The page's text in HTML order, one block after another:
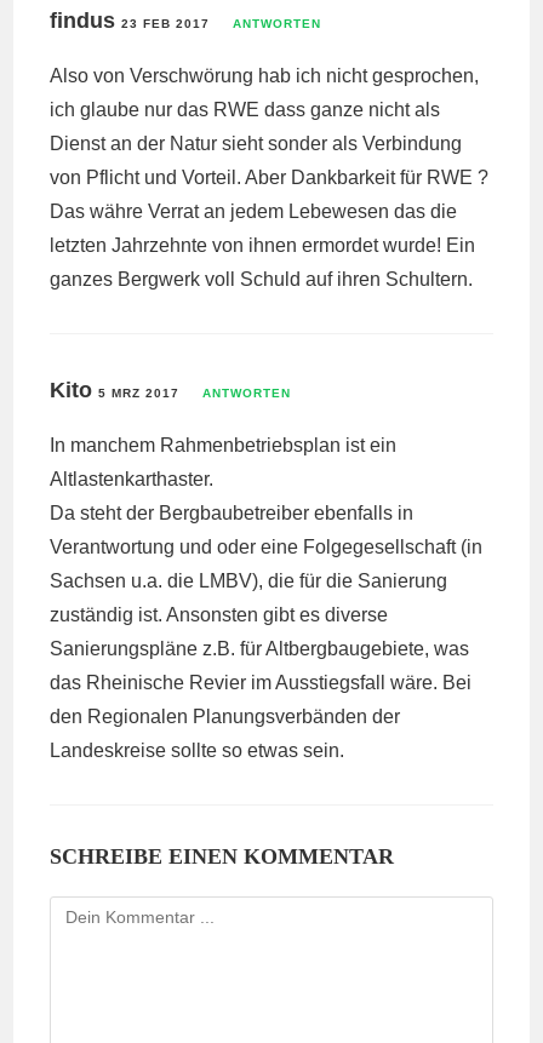
findus23 FEB 2017 ANTWORTEN
Also von Verschwörung hab ich nicht gesprochen,
ich glaube nur das RWE dass ganze nicht als
Dienst an der Natur sieht sonder als Verbindung
von Pflicht und Vorteil. Aber Dankbarkeit für RWE ?
Das währe Verrat an jedem Lebewesen das die
letzten Jahrzehnte von ihnen ermordet wurde! Ein
ganzes Bergwerk voll Schuld auf ihren Schultern.
Kito5 MRZ 2017 ANTWORTEN
In manchem Rahmenbetriebsplan ist ein
Altlastenkarthaster.
Da steht der Bergbaubetreiber ebenfalls in
Verantwortung und oder eine Folgegesellschaft (in
Sachsen u.a. die LMBV), die für die Sanierung
zuständig ist. Ansonsten gibt es diverse
Sanierungspläne z.B. für Altbergbaugebiete, was
das Rheinische Revier im Ausstiegsfall wäre. Bei
den Regionalen Planungsverbänden der
Landeskreise sollte so etwas sein.
SCHREIBE EINEN KOMMENTAR
Kommentieren